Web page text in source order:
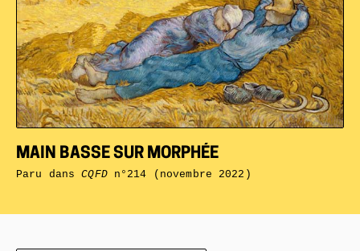
MAIN BASSE SUR MORPHÉE
Paru dansCQFDn°214 (novembre 2022)